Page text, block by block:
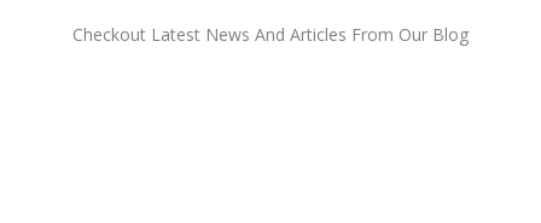
Checkout Latest News And Articles From Our Blog